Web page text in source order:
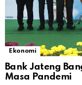
Ekonomi
Bank Jateng
Masa Pandemi